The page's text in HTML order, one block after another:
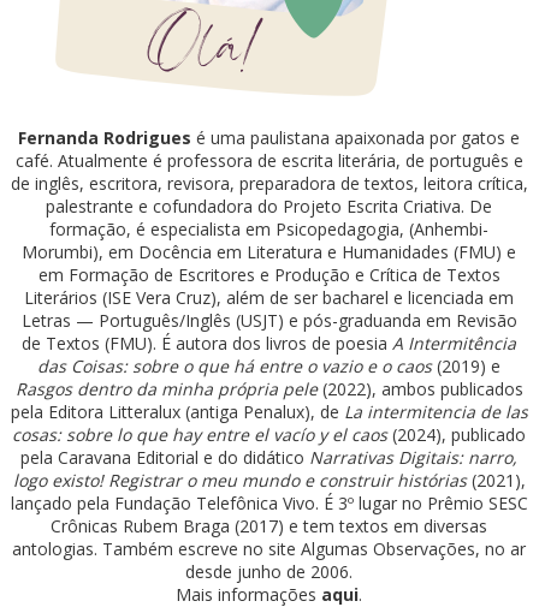
Fernanda Rodrigues é uma paulistana apaixonada por gatos e
café. Atualmente é professora de escrita literária, de português e
de inglês, escritora, revisora, preparadora de textos, leitora crítica,
palestrante e cofundadora do Projeto Escrita Criativa. De
formação, é especialista em Psicopedagogia, (Anhembi-
Morumbi), em Docência em Literatura e Humanidades (FMU) e
em Formação de Escritores e Produção e Crítica de Textos
Literários (ISE Vera Cruz), além de ser bacharel e licenciada em
Letras — Português/Inglês (USJT) e pós-graduanda em Revisão
de Textos (FMU). É autora dos livros de poesiaA Intermitência
das Coisas: sobre o que há entre o vazio e o caos(2019) e
Rasgos dentro da minha própria pele(2022), ambos publicados
pela Editora Litteralux (antiga Penalux), de La intermitencia de las
cosas: sobre lo que hay entre el vacío y el caos(2024), publicado
pela Caravana Editorial e do didático Narrativas Digitais: narro,
logo existo! Registrar o meu mundo e construir histórias(2021),
lançado pela Fundação Telefônica Vivo. É 3º lugar no Prêmio SESC
Crônicas Rubem Braga (2017) e tem textos em diversas
antologias. Também escreve no site Algumas Observações, no ar
desde junho de 2006.
Mais informações aqui.